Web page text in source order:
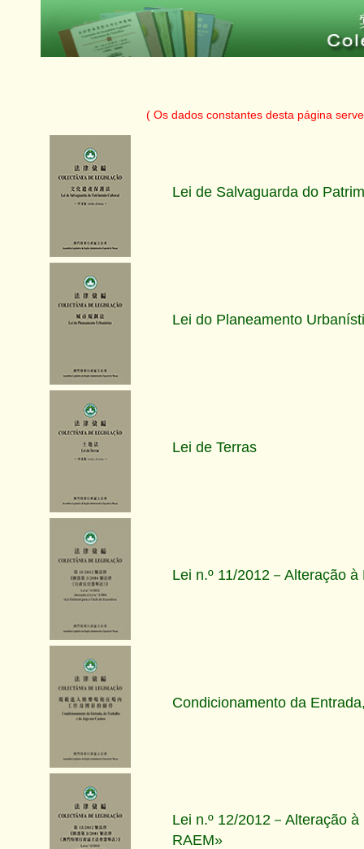
( Os dados constantes desta página
Lei de Salvaguarda do
Lei do Planeamento
Lei de Terras
Lei n.º 11/2012－Alteração
Condicionamento da
Lei n.º 12/2012－Alteração
RAEM»